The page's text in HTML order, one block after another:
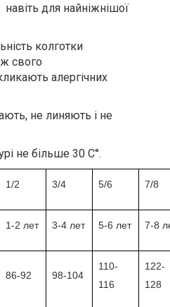
для найніжнішої
колготки
свого
алергічних
не линяють і не
не більше 30 С°.
1/2 3/4 5/6 7/8
1-2 лет 3-4 лет 5-6 лет 7-8
86-92 98-104
110-
116
122-
128